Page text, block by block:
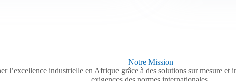
Notre Mission
l’excellence industrielle en Afrique grâce à des solutions sur mesure et